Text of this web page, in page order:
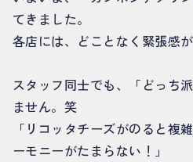
てきました。
各店には、どことなく緊張感
スタッフ同士でも、「どっち
ません。笑
「リコッタチーズがのると複
ーモニーがたまらない！」